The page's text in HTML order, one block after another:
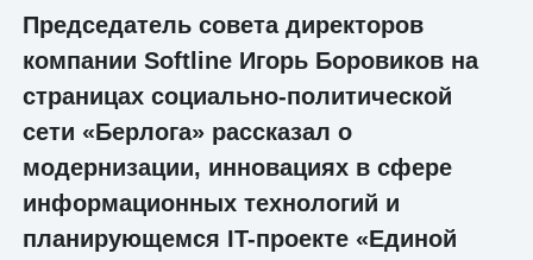
Председатель совета директоров
компании Softline Игорь Боровиков на
страницах социально-политической
сети «Берлога» рассказал о
модернизации, инновациях в сфере
информационных технологий и
планирующемся IT-проекте «Единой